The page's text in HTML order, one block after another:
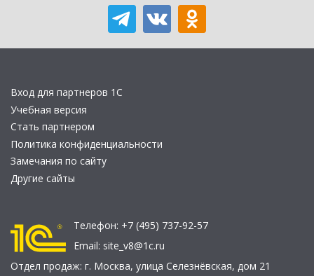
Вход для партнеров 1С
Учебная версия
Стать партнером
Политика конфиденциальности
Замечания по сайту
Другие сайты
Телефон: +7 (495) 737-92-57
Email: site_v8@1c.ru
Отдел продаж: г. Москва, улица Селезнёвская, дом 21